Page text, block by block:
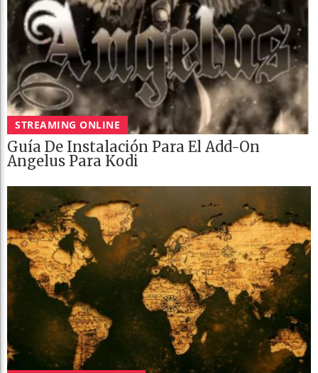
STREAMING ONLINE
Guía De Instalación Para El Add-On
Angelus Para Kodi